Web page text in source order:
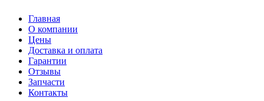
Главная
О компании
Цены
Доставка и оплата
Гарантии
Отзывы
Запчасти
Контакты